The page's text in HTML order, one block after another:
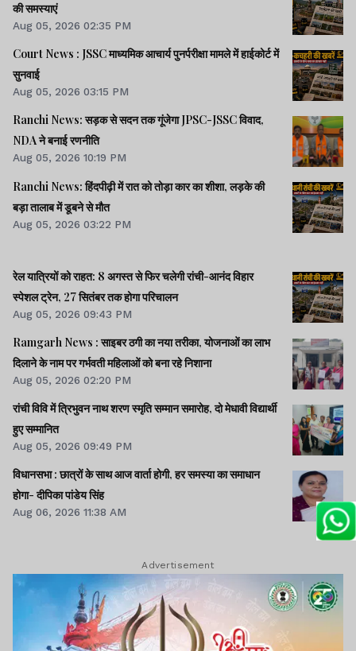
की समस्‍याएं
Aug 05, 2026 02:35 PM
Court News : JSSC माध्यमिक आचार्य पुनर्परीक्षा मामले में हाईकोर्ट में
सुनवाई
Aug 05, 2026 03:15 PM
Ranchi News: सड़क से सदन तक गूंजेगा JPSC-JSSC विवाद,
NDA ने बनाई रणनीति
Aug 05, 2026 10:19 PM
Ranchi News: हिंदपीढ़ी में रात को तोड़ा कार का शीशा, लड़के की
बड़ा तालाब में डूबने से मौत
Aug 05, 2026 03:22 PM
रेल यात्रियों को राहत: 8 अगस्त से फिर चलेगी रांची-आनंद विहार
स्पेशल ट्रेन, 27 सितंबर तक होगा परिचालन
Aug 05, 2026 09:43 PM
Ramgarh News : साइबर ठगी का नया तरीका, योजनाओं का लाभ
दिलाने के नाम पर गर्भवती महिलाओं को बना रहे निशाना
Aug 05, 2026 02:20 PM
रांची विवि में त्रिभुवन नाथ शरण स्मृति सम्मान समारोह, दो मेधावी विद्यार्थी
हुए सम्मानित
Aug 05, 2026 09:49 PM
विधानसभा : छात्रों के साथ आज वार्ता होगी, हर समस्या का समाधान
होगा- दीपिका पांडेय सिंह
Aug 06, 2026 11:38 AM
Advertisement